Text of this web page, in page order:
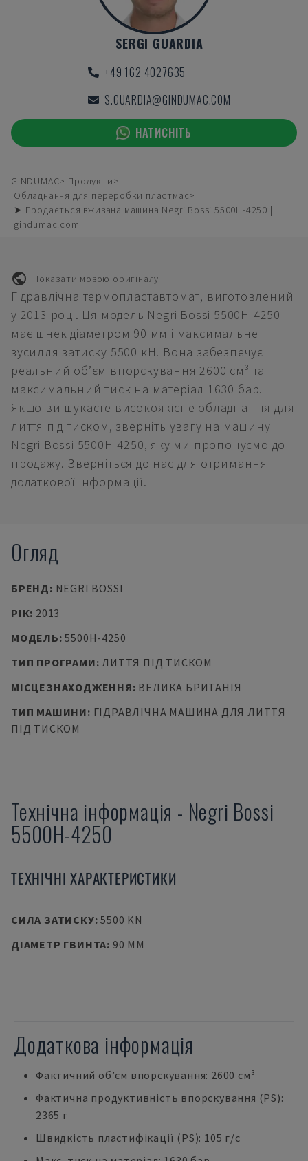
SERGI GUARDIA
+49 162 4027635
S.GUARDIA@GINDUMAC.COM
НАТИСНІТЬ
GINDUMAC
Продукти
Обладнання для переробки пластмас
➤ Продається вживана машина Negri Bossi 5500H-4250 |
gindumac.com
Показати мовою оригіналу
Гідравлічна термопластавтомат, виготовлений
у 2013 році. Ця модель Negri Bossi 5500H-4250
має шнек діаметром 90 мм і максимальне
зусилля затиску 5500 кН. Вона забезпечує
реальний об’єм впорскування 2600 см³ та
максимальний тиск на матеріал 1630 бар.
Якщо ви шукаєте високоякісне обладнання для
лиття під тиском, зверніть увагу на машину
Negri Bossi 5500H-4250, яку ми пропонуємо до
продажу. Зверніться до нас для отримання
додаткової інформації.
Огляд
БРЕНД: NEGRI BOSSI
РІК: 2013
МОДЕЛЬ:5500H-4250
ТИП ПРОГРАМИ:ЛИТТЯ ПІД ТИСКОМ
МІСЦЕЗНАХОДЖЕННЯ: ВЕЛИКА БРИТАНІЯ
ТИП МАШИНИ: ГІДРАВЛІЧНА МАШИНА ДЛЯ ЛИТТЯ
ПІД ТИСКОМ
Технічна інформація - Negri Bossi
5500H-4250
ТЕХНІЧНІ ХАРАКТЕРИСТИКИ
СИЛА ЗАТИСКУ:5500 KN
ДІАМЕТР ГВИНТА: 90 MM
Додаткова інформація
Фактичний об’єм впорскування: 2600 см³
Фактична продуктивність впорскування (PS):
2365 г
Швидкість пластифікації (PS): 105 г/с